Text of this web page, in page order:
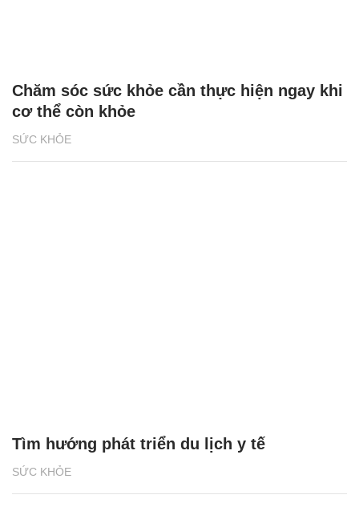
SỨC KHỎE
Chăm sóc sức khỏe cần thực hiện ngay khi
cơ thể còn khỏe
SỨC KHỎE
Tìm hướng phát triển du lịch y tế